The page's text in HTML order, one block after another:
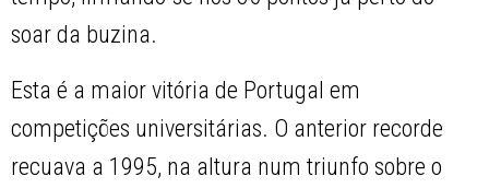
soar da buzina.
Esta é a maior vitória de Portugal em
competições universitárias. O anterior recorde
recuava a 1995, na altura num triunfo sobre o